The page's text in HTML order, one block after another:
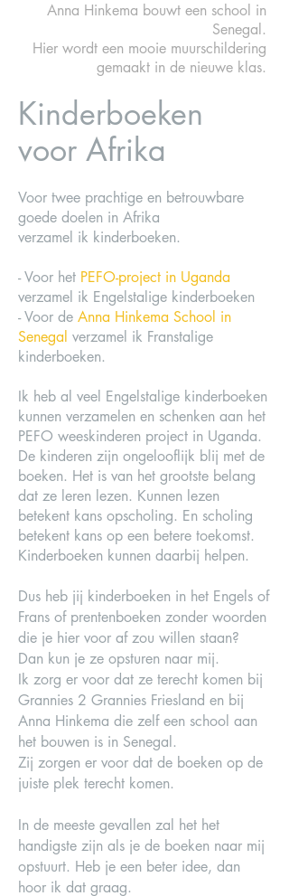
Anna Hinkema bouwt een school in
Senegal.
Hier wordt een mooie muurschildering
gemaakt in de nieuwe klas.
Kinderboeken
voor Afrika
Voor twee prachtige en betrouwbare
goede doelen in Afrika
verzamel ik kinderboeken.
- Voor het PEFO-project in Uganda
verzamel ik Engelstalige kinderboeken
- Voor de Anna Hinkema School in
Senegal verzamel ik Franstalige
kinderboeken.
Ik heb al veel Engelstalige kinderboeken
kunnen verzamelen en schenken aan het
PEFO weeskinderen project in Uganda.
De kinderen zijn ongelooflijk blij met de
boeken. Het is van het grootste belang
dat ze leren lezen. Kunnen lezen
betekent kans opscholing. En scholing
betekent kans op een betere toekomst.
Kinderboeken kunnen daarbij helpen.
Dus heb jij kinderboeken in het Engels of
Frans of prentenboeken zonder woorden
die je hier voor af zou willen staan?
Dan kun je ze opsturen naar mij.
Ik zorg er voor dat ze terecht komen bij
Grannies 2 Grannies Friesland en bij
Anna Hinkema die zelf een school aan
het bouwen is in Senegal.
Zij zorgen er voor dat de boeken op de
juiste plek terecht komen.
In de meeste gevallen zal het het
handigste zijn als je de boeken naar mij
opstuurt. Heb je een beter idee, dan
hoor ik dat graag.